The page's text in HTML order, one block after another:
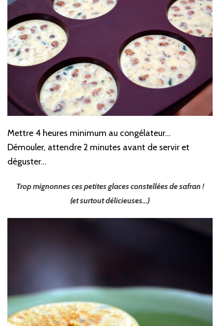
Mettre 4 heures minimum au congélateur…
Démouler, attendre 2 minutes avant de servir et
déguster…
Trop mignonnes ces petites glaces constellées de safran !
(et surtout délicieuses…)